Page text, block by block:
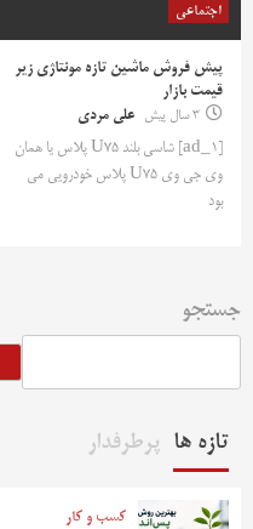
اجتماعی
پیش فروش ماشین تازه مونتاژی زیر
قیمت بازار
3 سال پیش
علی مردی
[ad_1] شاسی بلند U75 پلاس یا همان
وی جی وی U75 پلاس خودرویی می
بود
جستجو
تازه ها پرطرفدار
کسب و کار